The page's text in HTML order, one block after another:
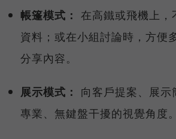
帳篷模式： 在高鐵或飛機上，
資料；或在小組討論時，方便
分享內容。
展示模式：
向客戶提案、展示
專業、無鍵盤干擾的視覺角度。